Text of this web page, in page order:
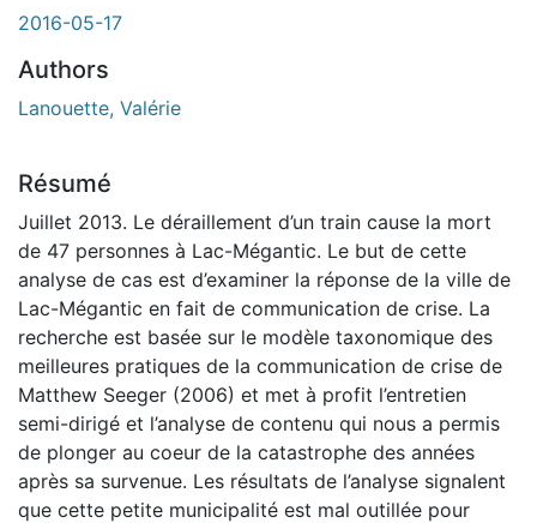
2016-05-17
Authors
Lanouette, Valérie
Résumé
Juillet 2013. Le déraillement d’un train cause la mort
de 47 personnes à Lac-Mégantic. Le but de cette
analyse de cas est d’examiner la réponse de la ville de
Lac-Mégantic en fait de communication de crise. La
recherche est basée sur le modèle taxonomique des
meilleures pratiques de la communication de crise de
Matthew Seeger (2006) et met à profit l’entretien
semi-dirigé et l’analyse de contenu qui nous a permis
de plonger au coeur de la catastrophe des années
après sa survenue. Les résultats de l’analyse signalent
que cette petite municipalité est mal outillée pour